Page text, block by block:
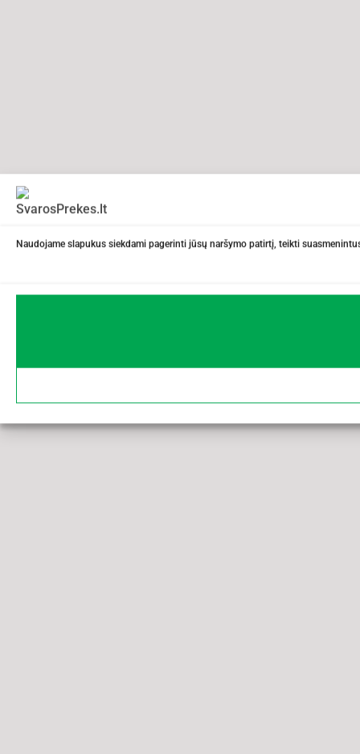
Naudojame slapukus siekdami pagerinti jūsų naršymo patirtį, teikti